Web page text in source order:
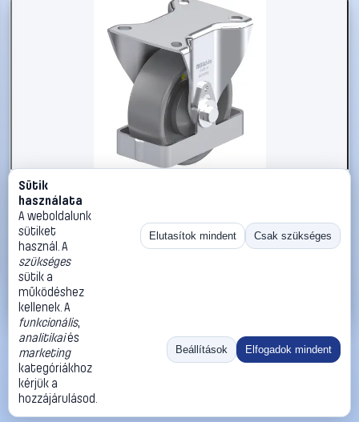
#3050782
Blickle 939645 B-PO 100KA-ELS-FS Acéllemez rögzített
görgő KerékØ: 100 mm Teherbírás (max.): 250 kg 1 db
Blickle Görgők, kerekek
35 990 Ft
Kosárba
«
Ugrás:
Méret:
Rendezés:
©2026
ThermoScope
ÁSZF
Cégbemutató
Sütik
használata
A weboldalunk
sütiket
használ. A
szükséges
sütik a
működéshez
kellenek. A
funkcionális,
analitikaiés
marketing
kategóriákhoz
kérjük a
hozzájárulásod.
Elutasítok mindent Csak szükséges
Beállítások Elfogadok mindent